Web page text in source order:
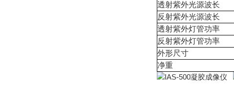
透射紫外光源波长
反射紫外光源波长
透射紫外灯管功率
反射紫外灯管功率
外形尺寸
净重